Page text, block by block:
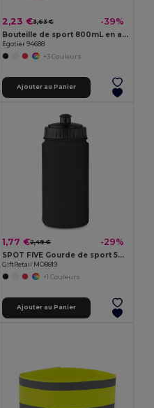
2,23 €3,63 € -39%
Bouteille de sport 800mL en aluminium avec mousqueton
Egotier 94688
+3 Couleurs
Ajouter au Panier
1,77 €2,49 € -29%
SPOT FIVE Gourde de sport 500 ml
GiftRetail MO8819
+1 Couleurs
Ajouter au Panier